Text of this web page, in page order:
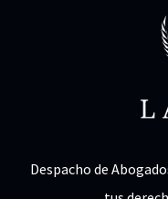
Despacho de